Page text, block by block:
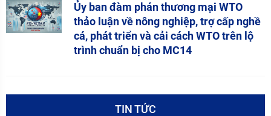
Ủy ban đàm phán thương mại WTO
thảo luận về nông nghiệp, trợ cấp nghề
cá, phát triển và cải cách WTO trên lộ
trình chuẩn bị cho MC14
TIN TỨC